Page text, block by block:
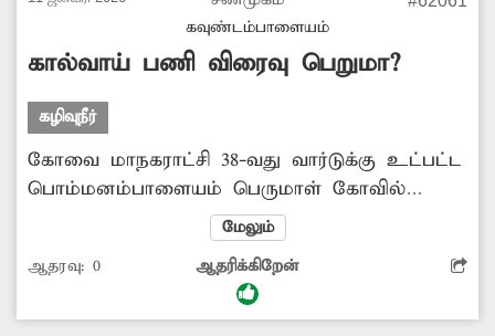
போதிய தெருவிளக்கு வசதியும் இல்லை.
எனவே இந்த பிரச்சினைகளுக்கு தீர்வு காண
அதிகாரிகள் ஆவன செய்ய வேண்டும்.
கவுண்டம்பாளையம்
கால்வாய் பணி விரைவு பெறுமா?
கழிவுநீர்
கோவை மாநகராட்சி 38-வது வார்டுக்கு உட்பட்ட
பொம்மனம்பாளையம் பெருமாள் கோவில்
கிழக்கு வீதி பாலாஜி நகர் சந்திப்பில் கழிவுநீர்
கால்வாய் உள்ளது. இந்த கால்வாயை புதுப்பிக்க
தோண்டும் பணி நடைபெற்றது. ஆனால் நீண்ட
நாட்கள் ஆகியும் கால்வாயை புதுப்பிக்கவில்லை.
மேலும்
ஆதரவு: 0 ஆதரிக்கிறேன்